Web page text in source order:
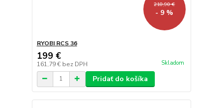
218,90 €
- 9 %
RYOBI RCS 36
199 €
161,79 € bez DPH Skladom
Pridať do košíka